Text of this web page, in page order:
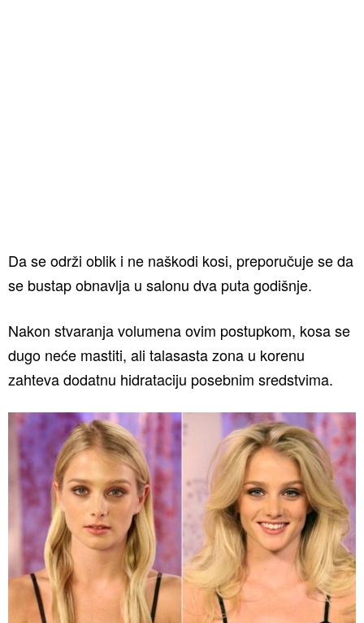
Da se održi oblik i ne naškodi kosi, preporučuje se da
se bustap obnavlja u salonu dva puta godišnje.
Nakon stvaranja volumena ovim postupkom, kosa se
dugo neće mastiti, ali talasasta zona u korenu
zahteva dodatnu hidrataciju posebnim sredstvima.